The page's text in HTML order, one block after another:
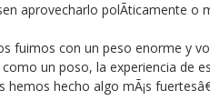
aprovecharlo polÃ­ticamente o
fuimos con un peso enorme y
un poso, la experiencia de
hecho algo mÃ¡s